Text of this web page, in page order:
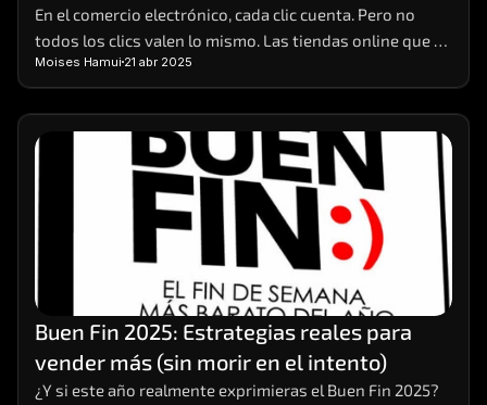
En el comercio electrónico, cada clic cuenta. Pero no
todos los clics valen lo mismo. Las tiendas online que
realmente crecen son aquellas que aprenden a
interpretar los datos detrás de cada visita, compra o
carrito abandonado.
Moises Hamui 21 abr 2025
Buen Fin 2025: Estrategias reales para
vender más (sin morir en el intento)
¿Y si este año realmente exprimieras el Buen Fin 2025?